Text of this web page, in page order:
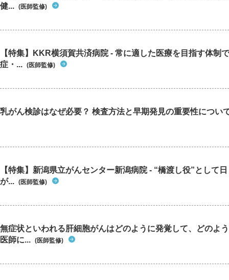
健... (医師監修)
【特集】KKR横須賀共済病院 - 常に適した医療を目指す体制
症・... (医師監修)
乳がん検診はなぜ必要？ 検査方法と早期発見の重要性につい
【特集】新潟県立がんセンター新潟病院 - “橋渡し役”として
が... (医師監修)
無症状といわれる肝細胞がんはどのように発覚して、どのよ
医師に... (医師監修)